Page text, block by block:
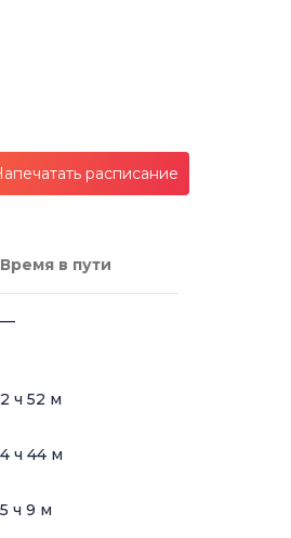
расписание
Время в пути
—
2 ч 52 м
4 ч 44 м
5 ч 9 м